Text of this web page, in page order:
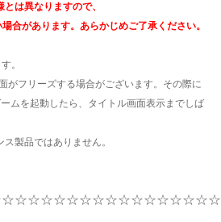
は異なりますので、
合があります。あらかじめご了承ください。
。
フリーズする場合がございます。その際に
ムを起動したら、タイトル画面表示までしば
製品ではありません。